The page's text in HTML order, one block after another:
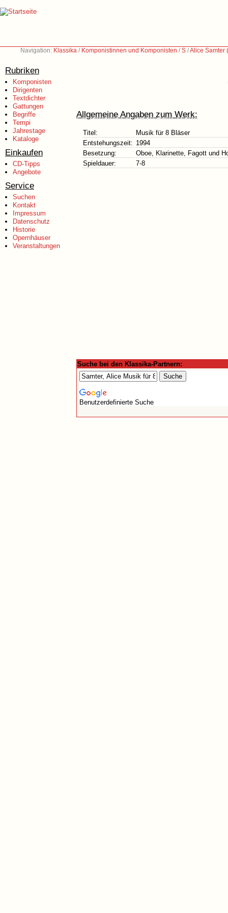
Navigation: Klassika / Komponistinnen und Komponisten /S /Alice Samter
Rubriken
Komponisten
Dirigenten
Textdichter
Gattungen
Begriffe
Tempi
Jahrestage
Kataloge
Einkaufen
CD-Tipps
Angebote
Service
Suchen
Kontakt
Impressum
Datenschutz
Historie
Opernhäuser
Veranstaltungen
Allgemeine Angaben zum Werk:
Titel:
Musik für 8 Bläser
Entstehungszeit: 1994
Besetzung:
Oboe, Klarinette, Fagott und
Spieldauer:
7-8
Suche bei den Klassika-Partnern:
Benutzerdefinierte Suche